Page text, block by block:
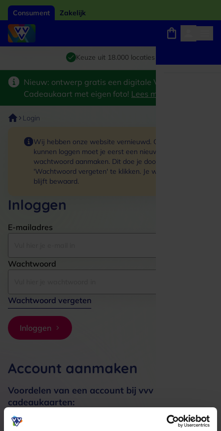
Consument Zakelijk
Giftcard van het jaar 2026
Keuze uit 18.000 locaties
Winkels, webshops en uitjes
Nieuw: ontwerp gratis een digitale VVV
Cadeaukaart met eigen foto! Lees meer
Login
Wij hebben onze website vernieuwd. Om in te
kunnen loggen moet je eerst een nieuw
wachtwoord aanmaken. Dit doe je door op de link
'Wachtwoord vergeten' te klikken. Je winkelmand
blijft bewaard.
Inloggen
E-mailadres
Wachtwoord
Wachtwoord vergeten
Inloggen
Account aanmaken
Voordelen van een account bij vvv
cadeaukaarten: